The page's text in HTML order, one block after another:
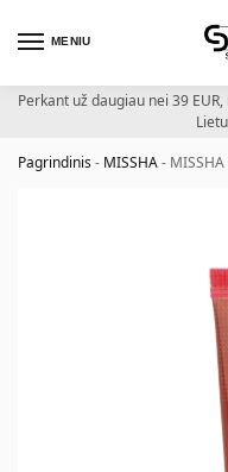
MENIU
Perkant už daugiau nei 39
Pagrindinis- MISSHA-